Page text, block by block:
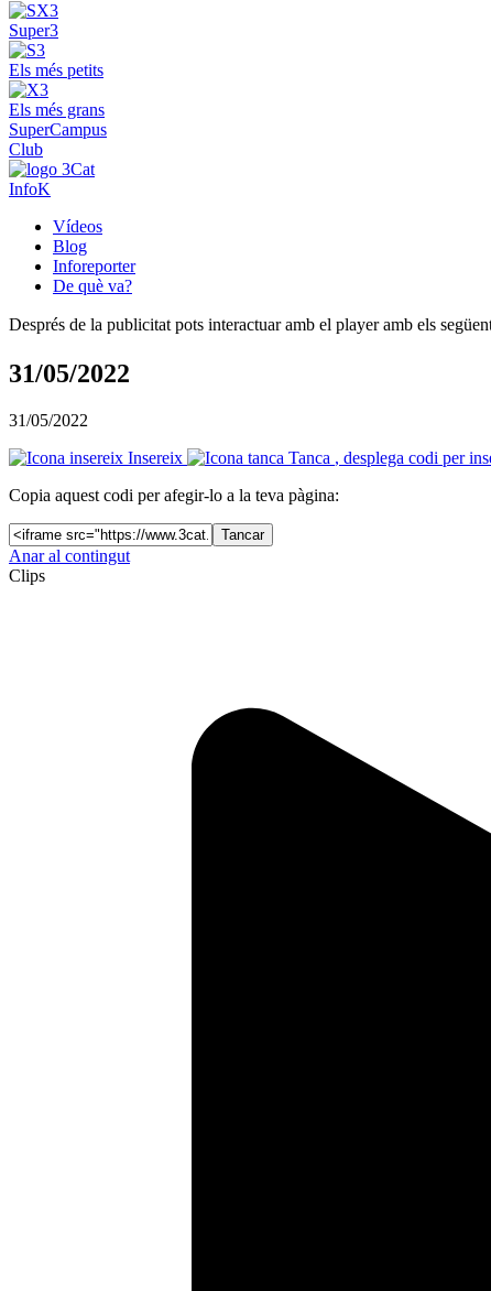
Super3
Els més petits
Els més grans
SuperCampus
Club
InfoK
Vídeos
Blog
Inforeporter
De què va?
Després de la publicitat pots interactuar amb el player amb els
31/05/2022
31/05/2022
Insereix
Tanca , desplega codi per
Copia aquest codi per afegir-lo a la teva pàgina:
Tancar
Anar al contingut
Clips